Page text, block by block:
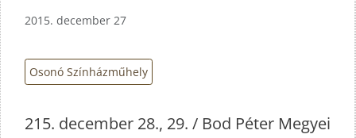
2015. december 27
Osonó Színházműhely
215. december 28., 29. / Bod Péter Megyei